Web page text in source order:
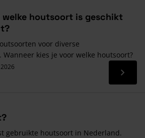
welke houtsoort is geschikt
voor diverse
kies je voor welke houtsoort?
Lees
gebruikte houtsoort in Nederland.